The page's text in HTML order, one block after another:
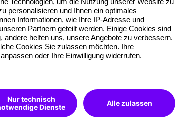
Informationen zu Produkten, im Rahmen
SMS oder Telefon) zur Verfügung zu stellen. Diese